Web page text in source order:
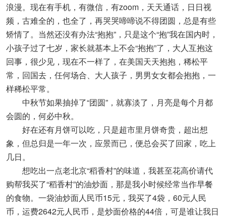
浪漫。现在有手机，有微信，有zoom，天天通话，日日视
频，古难全的，也全了，再哭哭啼啼说不得团圆，总是有些
矫情了。当然还没有办法“抱抱”，只是这个“抱”我在国内时，
小孩子过了七岁，家长就基本上不会“抱抱”了，大人互抱这
回事，很少见，现在不一样了，在美国天天抱抱，稀松平
常，回国去，任何场合、大人孩子，男男女女都会抱抱，一
样稀松平常。
中秋节如果抽掉了“团圆”，就寡淡了，月亮是每个月都
会圆的，何必中秋。
好在还有月饼可以吃，只是超市里月饼奇贵，超出想
象，但总归是一年一次，应景而已，便总会买了回家，吃上
几日。
想吃出一点老北京“稻香村”的味道，我甚至花高价请代
购帮我买了“稻香村”的油炒面，那是我小时候经常当作早餐
的食物。一袋油炒面人民币15元，我买了4袋，60元人民
币，运费2642元人民币，是炒面价格的44倍，可是谁让我日